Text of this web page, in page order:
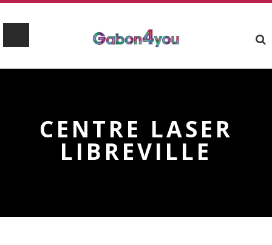
CENTRE LASER
LIBREVILLE